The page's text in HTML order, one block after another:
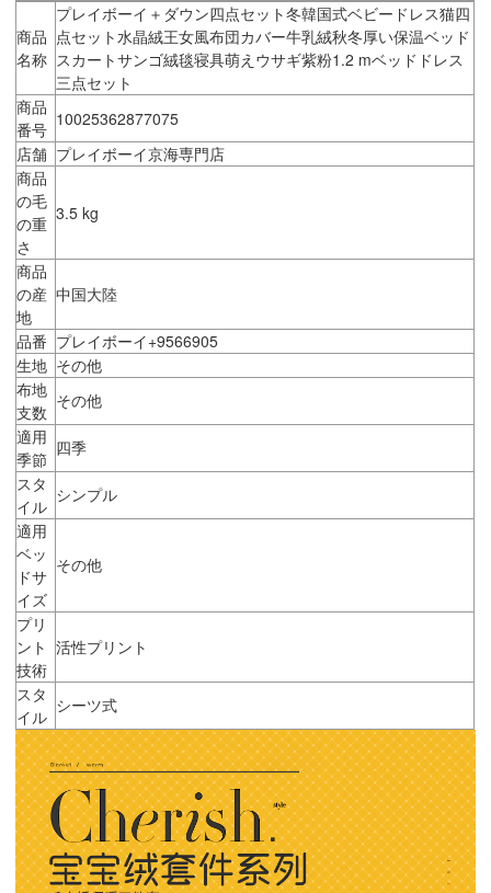
商品
名称
プレイボーイ＋ダウン四点セット冬韓国式ベビードレス猫四
点セット水晶絨王女風布団カバー牛乳絨秋冬厚い保温ベッド
スカートサンゴ絨毯寝具萌えウサギ紫粉1.2 mベッドドレス
三点セット
商品
番号 10025362877075
店舗 プレイボーイ京海専門店
商品
の毛
の重
さ
3.5 kg
商品
の産
地
中国大陸
品番 プレイボーイ+9566905
生地 その他
布地
支数
その他
適用
季節
四季
スタ
イル
シンプル
適用
ベッ
ドサ
イズ
その他
プリ
ント
技術
活性プリント
スタ
イル
シーツ式